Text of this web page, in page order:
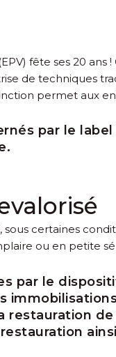
fête ses 20
de techniques
permet aux
par le
sous certaines
ou en petite
par le
restauration